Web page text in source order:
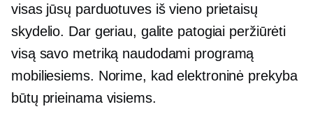
visas jūsų parduotuves iš vieno prietaisų
skydelio. Dar geriau, galite patogiai peržiūrėti
visą savo metriką naudodami programą
mobiliesiems. Norime, kad elektroninė prekyba
būtų prieinama visiems.